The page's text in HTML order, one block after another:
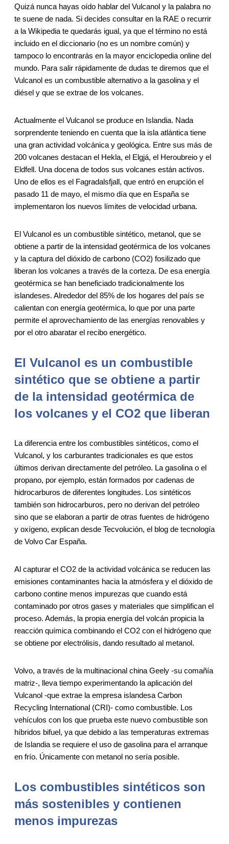
Quizá nunca hayas oído hablar del Vulcanol y la palabra no
te suene de nada. Si decides consultar en la RAE o recurrir
a la Wikipedia te quedarás igual, ya que el término no está
incluido en el diccionario (no es un nombre común) y
tampoco lo encontrarás en la mayor enciclopedia online del
mundo. Para salir rápidamente de dudas te diremos que el
Vulcanol es un combustible alternativo a la gasolina y el
diésel y que se extrae de los volcanes.
Actualmente el Vulcanol se produce en Islandia. Nada
sorprendente teniendo en cuenta que la isla atlántica tiene
una gran actividad volcánica y geológica. Entre sus más de
200 volcanes destacan el Hekla, el Elgjá, el Heroubreio y el
Eldfell. Una docena de todos sus volcanes están activos.
Uno de ellos es el Fagradalsfjall, que entró en erupción el
pasado 11 de mayo, el mismo día que en España se
implementaron los nuevos límites de velocidad urbana.
El Vulcanol es un combustible sintético, metanol, que se
obtiene a partir de la intensidad geotérmica de los volcanes
y la captura del dióxido de carbono (CO2) fosilizado que
liberan los volcanes a través de la corteza. De esa energía
geotérmica se han beneficiado tradicionalmente los
islandeses. Alrededor del 85% de los hogares del país se
calientan con energía geotérmica, lo que por una parte
permite el aprovechamiento de las energías renovables y
por el otro abaratar el recibo energético.
El Vulcanol es un combustible
sintético que se obtiene a partir
de la intensidad geotérmica de
los volcanes y el CO2 que liberan
La diferencia entre los combustibles sintéticos, como el
Vulcanol, y los carburantes tradicionales es que estos
últimos derivan directamente del petróleo. La gasolina o el
propano, por ejemplo, están formados por cadenas de
hidrocarburos de diferentes longitudes. Los sintéticos
también son hidrocarburos, pero no derivan del petróleo
sino que se elaboran a partir de otras fuentes de hidrógeno
y oxígeno, explican desde Tecvolución, el blog de tecnología
de Volvo Car España.
Al capturar el CO2 de la actividad volcánica se reducen las
emisiones contaminantes hacia la atmósfera y el dióxido de
carbono contine menos impurezas que cuando está
contaminado por otros gases y materiales que simplifican el
proceso. Además, la propia energía del volcán propicia la
reacción química combinando el CO2 con el hidrógeno que
se obtiene por electrólisis, dando resultado al metanol.
Volvo, a través de la multinacional china Geely -su comañía
matriz-, lleva tiempo experimentando la aplicación del
Vulcanol -que extrae la empresa islandesa Carbon
Recycling International (CRI)- como combustible. Los
vehículos con los que prueba este nuevo combustible son
híbridos bifuel, ya que debido a las temperaturas extremas
de Islandia se requiere el uso de gasolina para el arranque
en frío. Únicamente con metanol no sería posible.
Los combustibles sintéticos son
más sostenibles y contienen
menos impurezas